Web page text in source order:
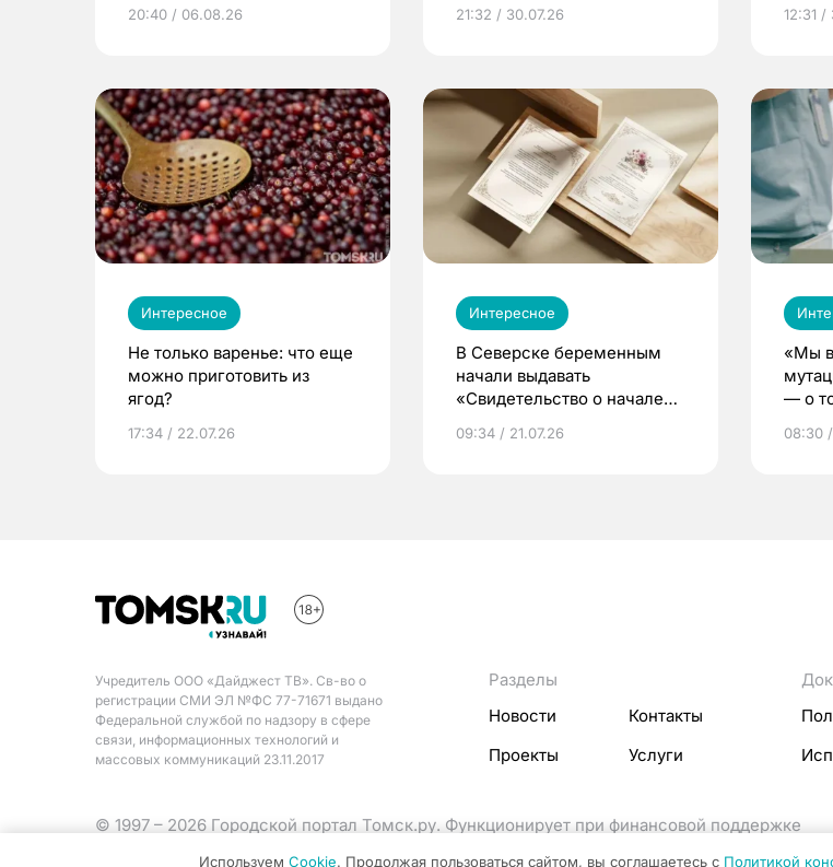
20:40 / 06.08.26 21:32 / 30.07.26 12:31 /
Интересное
Не только варенье: что еще
можно приготовить из
ягод?
17:34 / 22.07.26
Интересное
В Северске беременным
начали выдавать
«Свидетельство о начале
09:34 / 21.07.26
«Мы
— о
08:30 /
Учредитель ООО «Дайджест ТВ». Св-во о
регистрации СМИ ЭЛ №ФС 77-71671 выдано
Федеральной службой по надзору в сфере
связи, информационных технологий и
массовых коммуникаций 23.11.2017
Разделы
Новости
Контакты
Проекты
Услуги
© 1997 – 2026 Городской портал Томск.ру. Функционирует при финансовой поддержке
Используем Cookie. Продолжая пользоваться сайтом, вы соглашаетесь с Политикой